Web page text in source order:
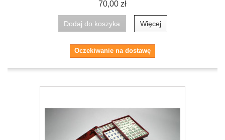
70,00 zł
Dodaj do koszyka Więcej
Oczekiwanie na dostawę